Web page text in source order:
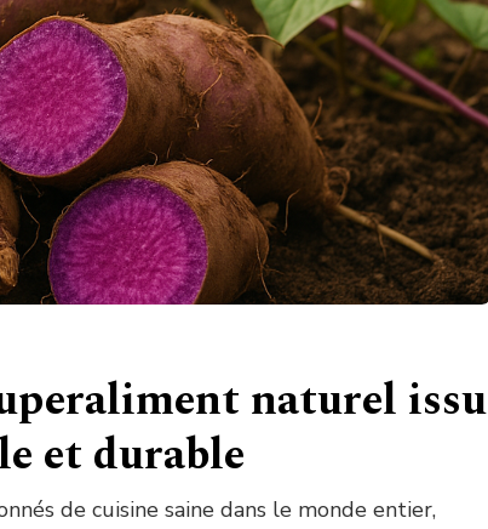
naturel issu
et durable
de cuisine saine dans le monde entier,